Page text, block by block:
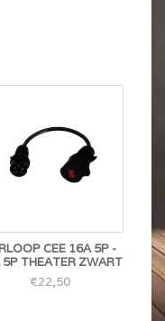
CEE 16A 5P -
5P THEATER ZWART
€22,50